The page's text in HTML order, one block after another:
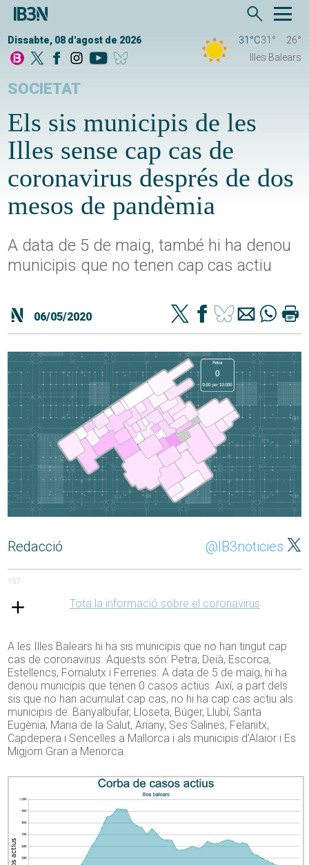
Dissabte, 08 d'agost de 2026 31°C31°
26°
Illes Balears
SOCIETAT
Els sis municipis de les
Illes sense cap cas de
coronavirus després de dos
mesos de pandèmia
A data de 5 de maig, també hi ha denou
municipis que no tenen cap cas actiu
06/05/2020
Redacció @IB3noticies
157
Tota la informació sobre el coronavirus
A les Illes Balears hi ha sis municipis que no han tingut cap
cas de coronavirus. Aquests són: Petra, Deià, Escorca,
Estellencs, Fornalutx i Ferreries. A data de 5 de maig, hi ha
denou municipis que tenen 0 casos actius. Així, a part dels
sis que no han acumulat cap cas, no hi ha cap cas actiu als
municipis de: Banyalbufar, Lloseta, Búger, Llubí, Santa
Eugènia, Maria de la Salut, Ariany, Ses Salines, Felanitx,
Capdepera i Sencelles a Mallorca i als municipis d’Alaior i Es
Migjorn Gran a Menorca.